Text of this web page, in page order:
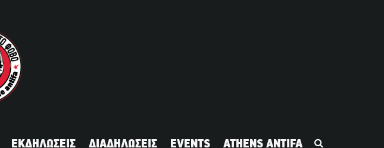
ΕΚΔΗΛΩΣΕΙΣ ΔΙΑΔΗΛΩΣΕΙΣ EVENTS ATHENS ANTIFA